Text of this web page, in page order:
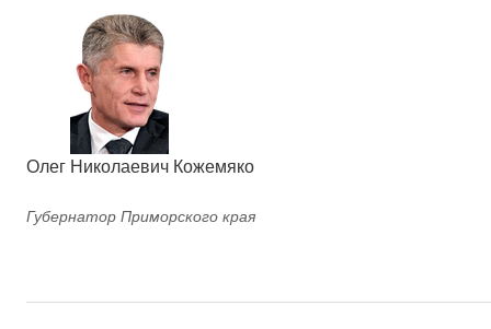
Олег Николаевич Кожемяко
Губернатор Приморского края